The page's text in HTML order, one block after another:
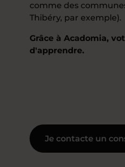
comme des
Thibéry, par exemple).
Grâce à Acadomia,
d'apprendre.
Je contacte un